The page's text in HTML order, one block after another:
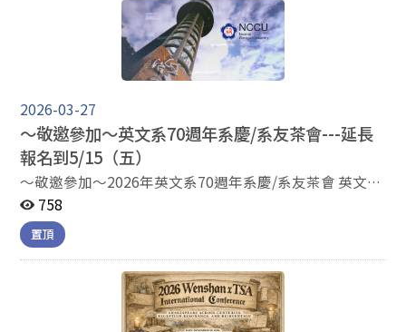
2026-03-27
～敬邀參加～英文系70週年系慶/系友茶會---延長
報名到5/15（五）
～敬邀參加～2026年英文系70週年系慶/系友茶會 英文系
吳敏華主任誠摯的邀請各位系友/老師/助教們參與英文系
70週年系慶/系友茶會，相關訊息如下： 時間：2026年5
月23日（六）14：30-16：30 （備有茶點） 地點：藝文
中心學姐廚房 報名連結：
https://forms.gle/B6i6pm4dygJgSEFt5 為統計出席人數
並預備茶點，麻煩您於4月30日（四）5月15日（五）前
上網報名，謝謝。
758
置頂